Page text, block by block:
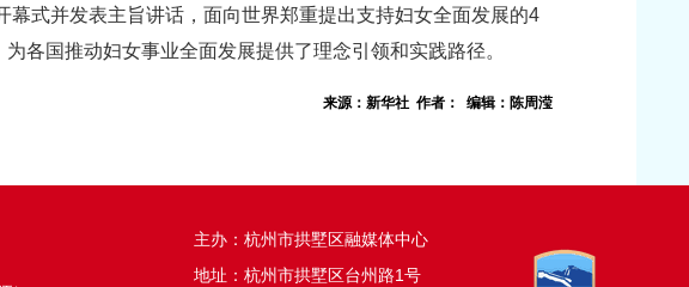
式并发表主旨讲话，面向世界郑重提出支持妇女全面发展的4
各国推动妇女事业全面发展提供了理念引领和实践路径。
来源：新华社 作者： 编辑：陈周滢
主办：杭州市拱墅区融媒体中心
地址：杭州市拱墅区台州路1号